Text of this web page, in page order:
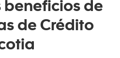
beneficios de
de Crédito